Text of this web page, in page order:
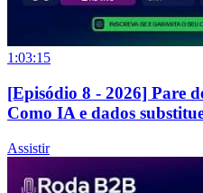
1:03:15
[Episódio 8 - 2026] Pare
Como IA e dados
Assistir